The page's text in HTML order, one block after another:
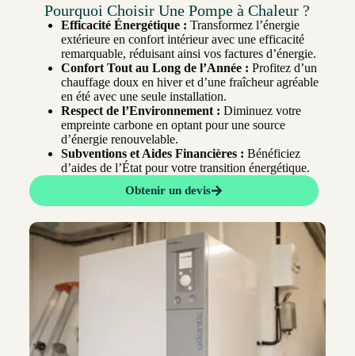
Pourquoi Choisir Une Pompe à Chaleur ?
Efficacité Énergétique : Transformez l’énergie
extérieure en confort intérieur avec une efficacité
remarquable, réduisant ainsi vos factures d’énergie.
Confort Tout au Long de l’Année : Profitez d’un
chauffage doux en hiver et d’une fraîcheur agréable
en été avec une seule installation.
Respect de l’Environnement : Diminuez votre
empreinte carbone en optant pour une source
d’énergie renouvelable.
Subventions et Aides Financières : Bénéficiez
d’aides de l’État pour votre transition énergétique.
Obtenir un devis